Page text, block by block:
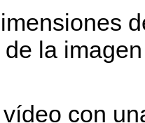
la
con